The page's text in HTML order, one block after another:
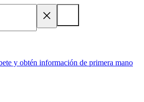
y obtén información de primera mano